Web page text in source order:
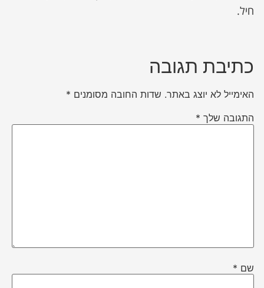
חיל.
כתיבת תגובה
האימייל לא יוצג באתר. שדות החובה מסומנים *
התגובה שלך *
שם *